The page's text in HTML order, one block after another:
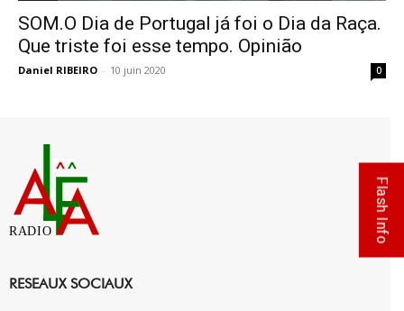
SOM.O Dia de Portugal já foi o Dia da Raça.
Que triste foi esse tempo. Opinião
Daniel RIBEIRO - 10 juin 2020 0
RADIO
RESEAUX SOCIAUX
Flash Info